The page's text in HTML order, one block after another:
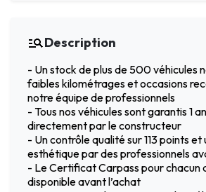
Description
- Un stock de plus de 500 véhicules
faibles kilométrages et occasions
notre équipe de professionnels
- Tous nos véhicules sont garantis 1
directement par le constructeur
- Un contrôle qualité sur 113 points
esthétique par des professionnels
- Le Certificat Carpass pour chacun
disponible avant l’achat